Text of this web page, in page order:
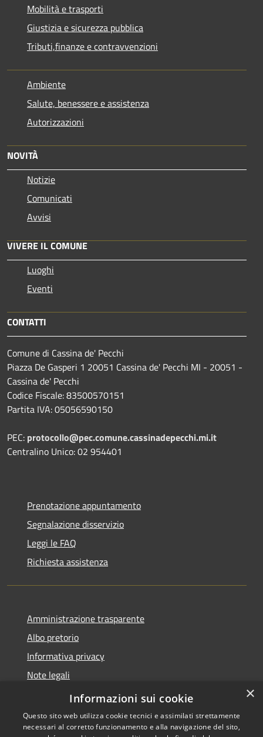
Mobilità e trasporti
Giustizia e sicurezza pubblica
Tributi,finanze e contravvenzioni
Ambiente
Salute, benessere e assistenza
Autorizzazioni
NOVITÀ
Notizie
Comunicati
Avvisi
VIVERE IL COMUNE
Luoghi
Eventi
CONTATTI
Comune di Cassina de' Pecchi
Piazza De Gasperi 1 20051 Cassina de' Pecchi MI - 20051 -
Cassina de' Pecchi
Codice Fiscale: 83500570151
Partita IVA: 05056590150
PEC: protocollo@pec.comune.cassinadepecchi.mi.it
Centralino Unico: 02 954401
Prenotazione appuntamento
Segnalazione disservizio
Leggi le FAQ
Richiesta assistenza
Amministrazione trasparente
Albo pretorio
Informativa privacy
Note legali
Dichiarazione di accessibilità
×
Informazioni sui cookie
Questo sito web utilizza cookie tecnici e assimilati strettamente
necessari al corretto funzionamento e alla navigazione del sito,